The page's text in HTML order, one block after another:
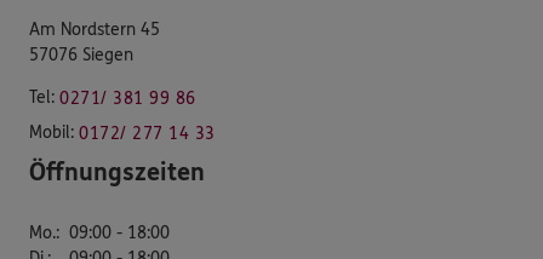
Am Nordstern 45
57076 Siegen
Tel: 0271/ 381 99 86
Mobil: 0172/ 277 14 33
Öffnungszeiten
Mo.: 09:00 - 18:00